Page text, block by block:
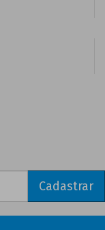
Cadastrar